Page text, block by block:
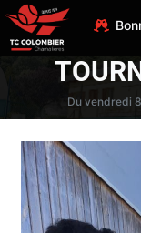
Du vendredi